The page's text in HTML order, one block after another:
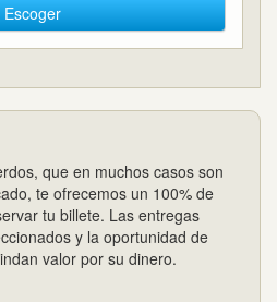
Escoger
que en muchos casos son
te ofrecemos un 100% de
tu billete. Las entregas
y la oportunidad de
valor por su dinero.